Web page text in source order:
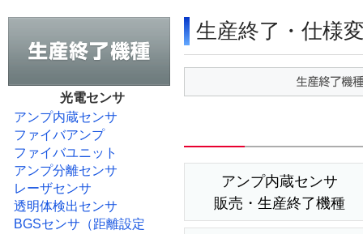
光電センサ
アンプ内蔵センサ
ファイバアンプ
ファイバユニット
アンプ分離センサ
レーザセンサ
透明体検出センサ
BGSセンサ（距離設定
生産終了・仕様
アンプ内蔵センサ
販売・生産終了機種